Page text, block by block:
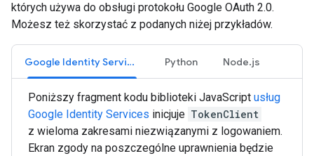
których używa do obsługi protokołu Google OAuth 2.0.
Możesz też skorzystać z podanych niżej przykładów.
Google Identity Services Python Node.js
Poniższy fragment kodu biblioteki JavaScript usług
Google Identity Services inicjuje TokenClient
z wieloma zakresami niezwiązanymi z logowaniem.
Ekran zgody na poszczególne uprawnienia będzie